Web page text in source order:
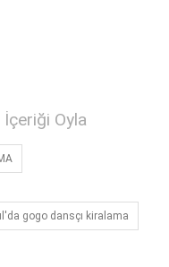
İçeriği Oyla
gogo dansçı kiralama